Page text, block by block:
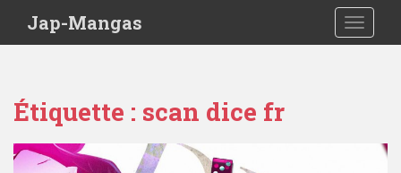
Jap-Mangas
Étiquette : scan dice fr